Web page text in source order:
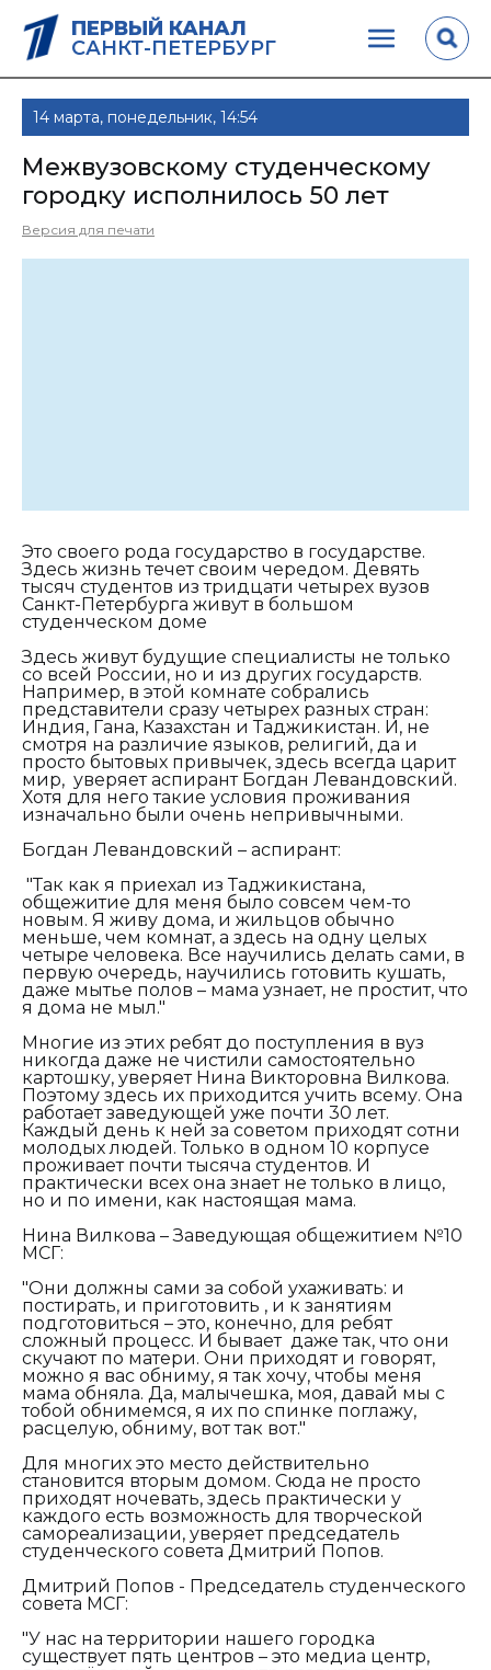
ПЕРВЫЙ КАНАЛ
САНКТ-ПЕТЕРБУРГ
14 марта, понедельник, 14:54
Межвузовскому студенческому
городку исполнилось 50 лет
Версия для печати
Это своего рода государство в государстве.
Здесь жизнь течет своим чередом. Девять
тысяч студентов из тридцати четырех вузов
Санкт-Петербурга живут в большом
студенческом доме
Здесь живут будущие специалисты не только
со всей России, но и из других государств.
Например, в этой комнате собрались
представители сразу четырех разных стран:
Индия, Гана, Казахстан и Таджикистан. И, не
смотря на различие языков, религий, да и
просто бытовых привычек, здесь всегда царит
мир, уверяет аспирант Богдан Левандовский.
Хотя для него такие условия проживания
изначально были очень непривычными.
Богдан Левандовский – аспирант:
"Так как я приехал из Таджикистана,
общежитие для меня было совсем чем-то
новым. Я живу дома, и жильцов обычно
меньше, чем комнат, а здесь на одну целых
четыре человека. Все научились делать сами, в
первую очередь, научились готовить кушать,
даже мытье полов – мама узнает, не простит, что
я дома не мыл."
Многие из этих ребят до поступления в вуз
никогда даже не чистили самостоятельно
картошку, уверяет Нина Викторовна Вилкова.
Поэтому здесь их приходится учить всему. Она
работает заведующей уже почти 30 лет.
Каждый день к ней за советом приходят сотни
молодых людей. Только в одном 10 корпусе
проживает почти тысяча студентов. И
практически всех она знает не только в лицо,
но и по имени, как настоящая мама.
Нина Вилкова – Заведующая общежитием №10
МСГ:
"Они должны сами за собой ухаживать: и
постирать, и приготовить , и к занятиям
подготовиться – это, конечно, для ребят
сложный процесс. И бывает даже так, что они
скучают по матери. Они приходят и говорят,
можно я вас обниму, я так хочу, чтобы меня
мама обняла. Да, малычешка, моя, давай мы с
тобой обнимемся, я их по спинке поглажу,
расцелую, обниму, вот так вот."
Для многих это место действительно
становится вторым домом. Сюда не просто
приходят ночевать, здесь практически у
каждого есть возможность для творческой
самореализации, уверяет председатель
студенческого совета Дмитрий Попов.
Дмитрий Попов - Председатель студенческого
совета МСГ:
"У нас на территории нашего городка
существует пять центров – это медиа центр,